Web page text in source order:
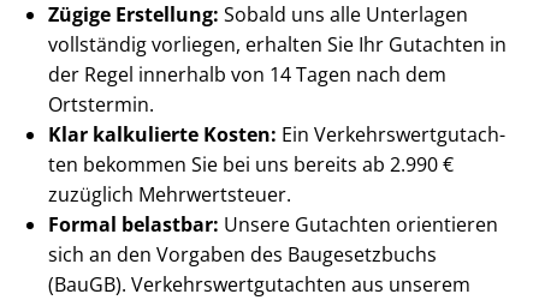
Zügige Erstellung: Sobald uns alle Unterlagen
vollständig vorliegen, erhalten Sie Ihr Gutachten in
der Regel innerhalb von 14 Tagen nach dem
Ortstermin.
Klar kalkulierte Kosten: Ein Ver­kehrs­wert­gut­ach­
ten bekommen Sie bei uns bereits ab 2.990 €
zuzüglich Mehrwertsteuer.
Formal belastbar: Unsere Gutachten orientieren
sich an den Vorgaben des Baugesetzbuchs
(BauGB). Ver­kehrs­wert­gut­ach­ten aus unserem